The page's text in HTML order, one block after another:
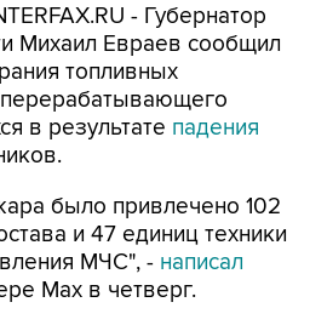
- Губернатор
Михаил Евраев сообщил
топливных
в результате падения
было привлечено 102
и 47 единиц техники
МЧС", - написал
Мах в четверг.